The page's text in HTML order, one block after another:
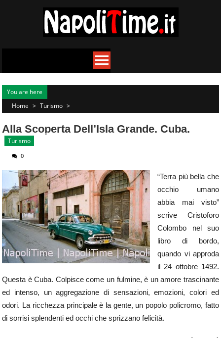
You are here
Home > Turismo >
Alla Scoperta Dell’Isla Grande. Cuba.
Turismo
0
“Terra più bella che
occhio umano
abbia mai visto”
scrive Cristoforo
Colombo nel suo
libro di bordo,
quando vi approda
il 24 ottobre 1492.
Questa è Cuba. Colpisce come un fulmine, è un amore trascinante
ed intenso, un aggregazione di sensazioni, emozioni, colori ed
odori. La ricchezza principale è la gente, un popolo policromo, fatto
di sorrisi splendenti ed occhi che sprizzano felicità.